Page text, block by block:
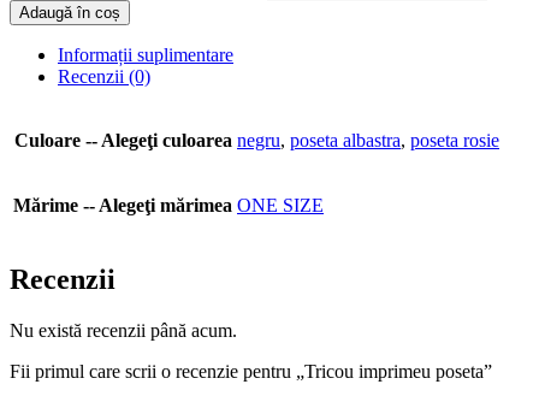
Adaugă în coș
Informații suplimentare
Recenzii (0)
Culoare -- Alegeţi culoarea negru, poseta albastra, poseta rosie
Mărime -- Alegeţi mărimea ONE SIZE
Recenzii
Nu există recenzii până acum.
Fii primul care scrii o recenzie pentru „Tricou imprimeu poseta”